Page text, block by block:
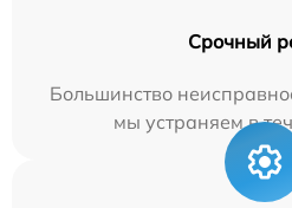
Срочный
Большинство
мы устраняем в